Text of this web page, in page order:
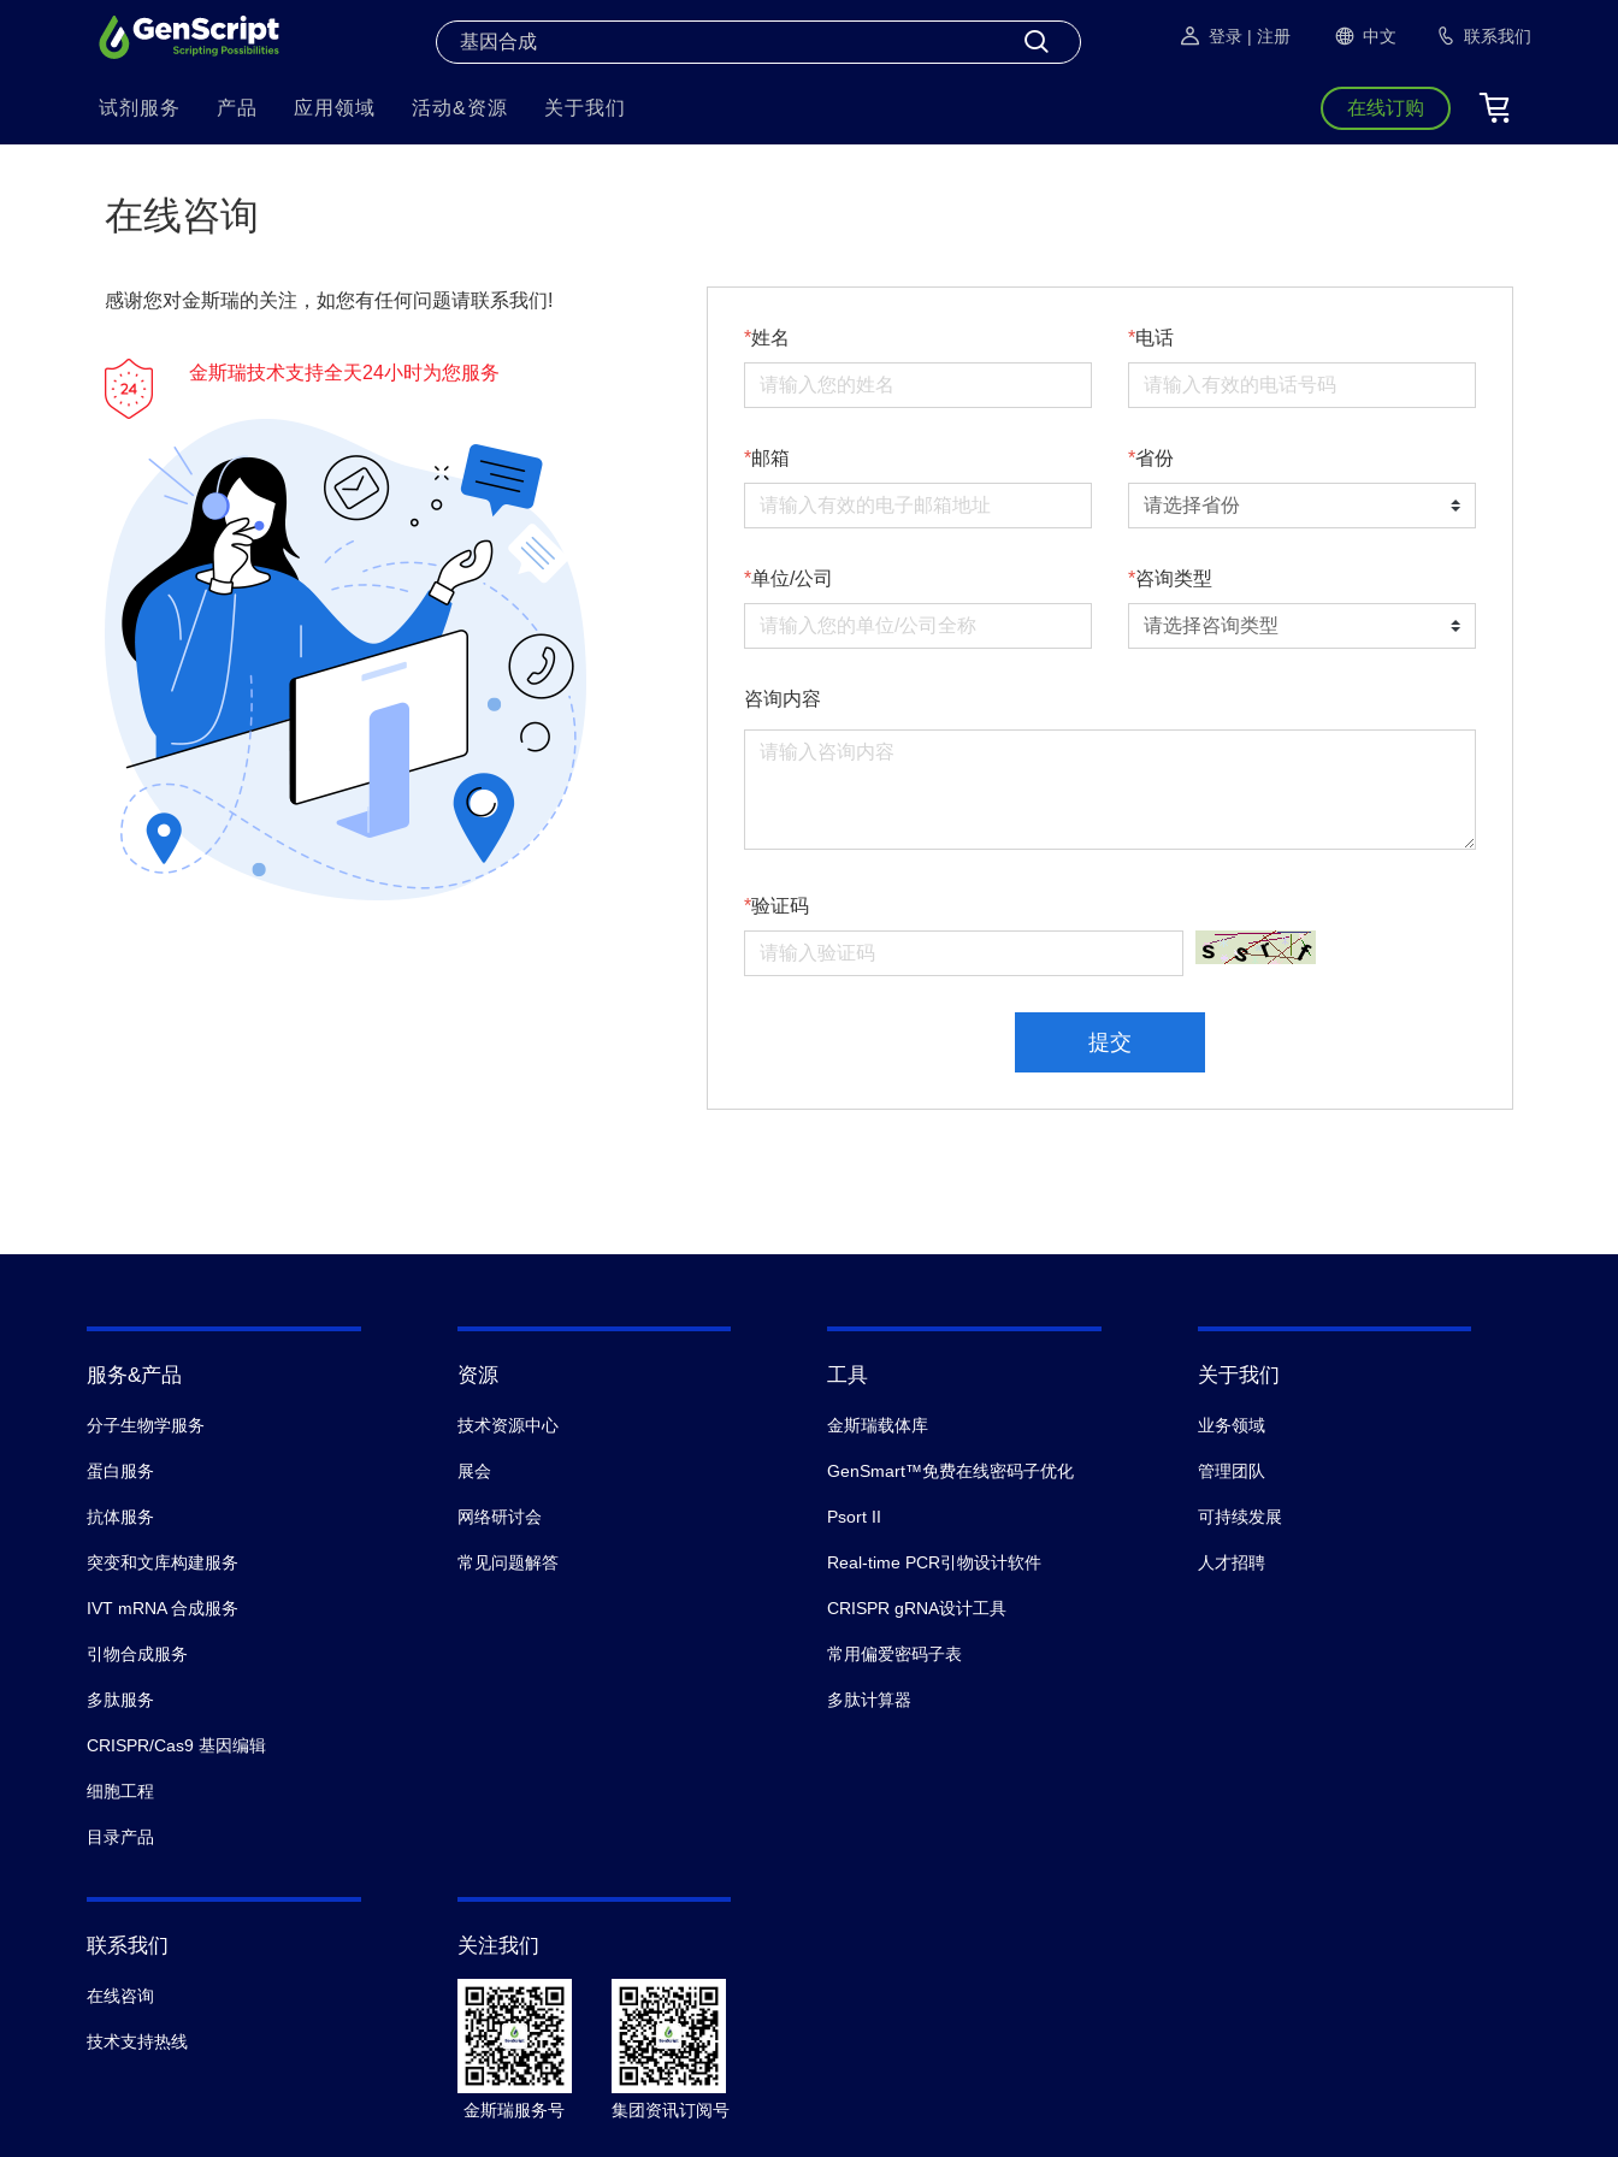
登录 | 注册 中文 联系我们
试剂服务 产品 应用领域 活动&资源 关于我们 在线订购
在线咨询
感谢您对金斯瑞的关注，如您有任何问题请联系我们!
金斯瑞技术支持全天24小时为您服务
姓名 电话
邮箱 省份
单位/公司 咨询类型
咨询内容
验证码
提交
服务&产品
分子生物学服务
蛋白服务
抗体服务
突变和文库构建服务
IVT mRNA 合成服务
引物合成服务
多肽服务
CRISPR/Cas9 基因编辑
细胞工程
目录产品
资源
技术资源中心
展会
网络研讨会
常见问题解答
工具
金斯瑞载体库
GenSmart™免费在线密码子优化
Psort II
Real-time PCR引物设计软件
CRISPR gRNA设计工具
常用偏爱密码子表
多肽计算器
关于我们
业务领域
管理团队
可持续发展
人才招聘
联系我们
在线咨询
技术支持热线
关注我们
金斯瑞服务号 集团资讯订阅号